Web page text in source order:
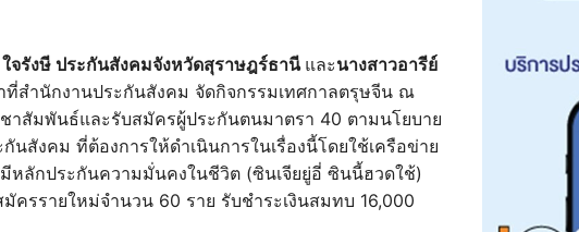
จรังษี ประกันสังคมจังหวัดสุราษฎร์ธานี และนางสาวอารีย์
ที่สำนักงานประกันสังคม จัดกิจกรรมเทศกาลตรุษจีน ณ
าสัมพันธ์และรับสมัครผู้ประกันตนมาตรา 40 ตามนโยบาย
สังคม ที่ต้องการให้ดำเนินการในเรื่องนี้โดยใช้เครือข่าย
หลักประกันความมั่นคงในชีวิต (ซินเจียยู่อี่ ซินนี้ฮวดใช้)
รรายใหม่จำนวน 60 ราย รับชำระเงินสมทบ 16,000